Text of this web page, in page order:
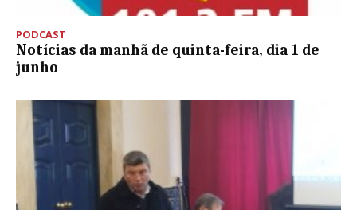
PODCAST
Notícias da manhã de quinta-feira, dia 1 de
junho